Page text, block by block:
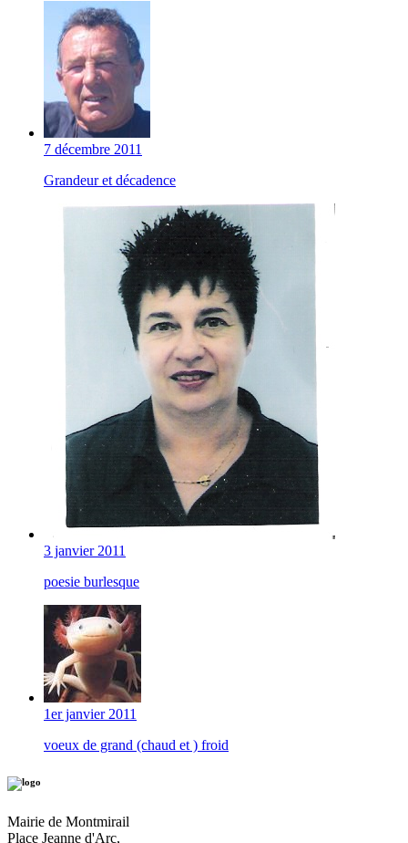
7 décembre 2011
Grandeur et décadence
3 janvier 2011
poesie burlesque
1er janvier 2011
voeux de grand (chaud et ) froid
Mairie de Montmirail
Place Jeanne d'Arc,